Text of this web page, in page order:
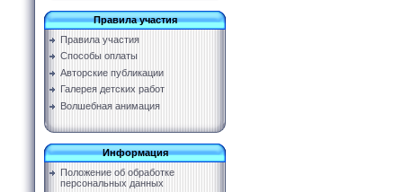
Правила участия
Правила участия
Способы оплаты
Авторские публикации
Галерея детских работ
Волшебная анимация
Информация
Положение об обработке
персональных данных